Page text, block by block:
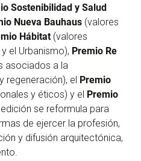
Sostenibilidad y Salud
Nueva Bauhaus (valores
Hábitat(valores
el Urbanismo), Premio Re
asociados a la
regeneración), el Premio
y éticos) y el Premio
se reformula para
de ejercer la profesión,
y difusión arquitectónica,